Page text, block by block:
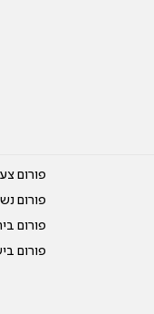
פורום
פורום
פורום
פורום